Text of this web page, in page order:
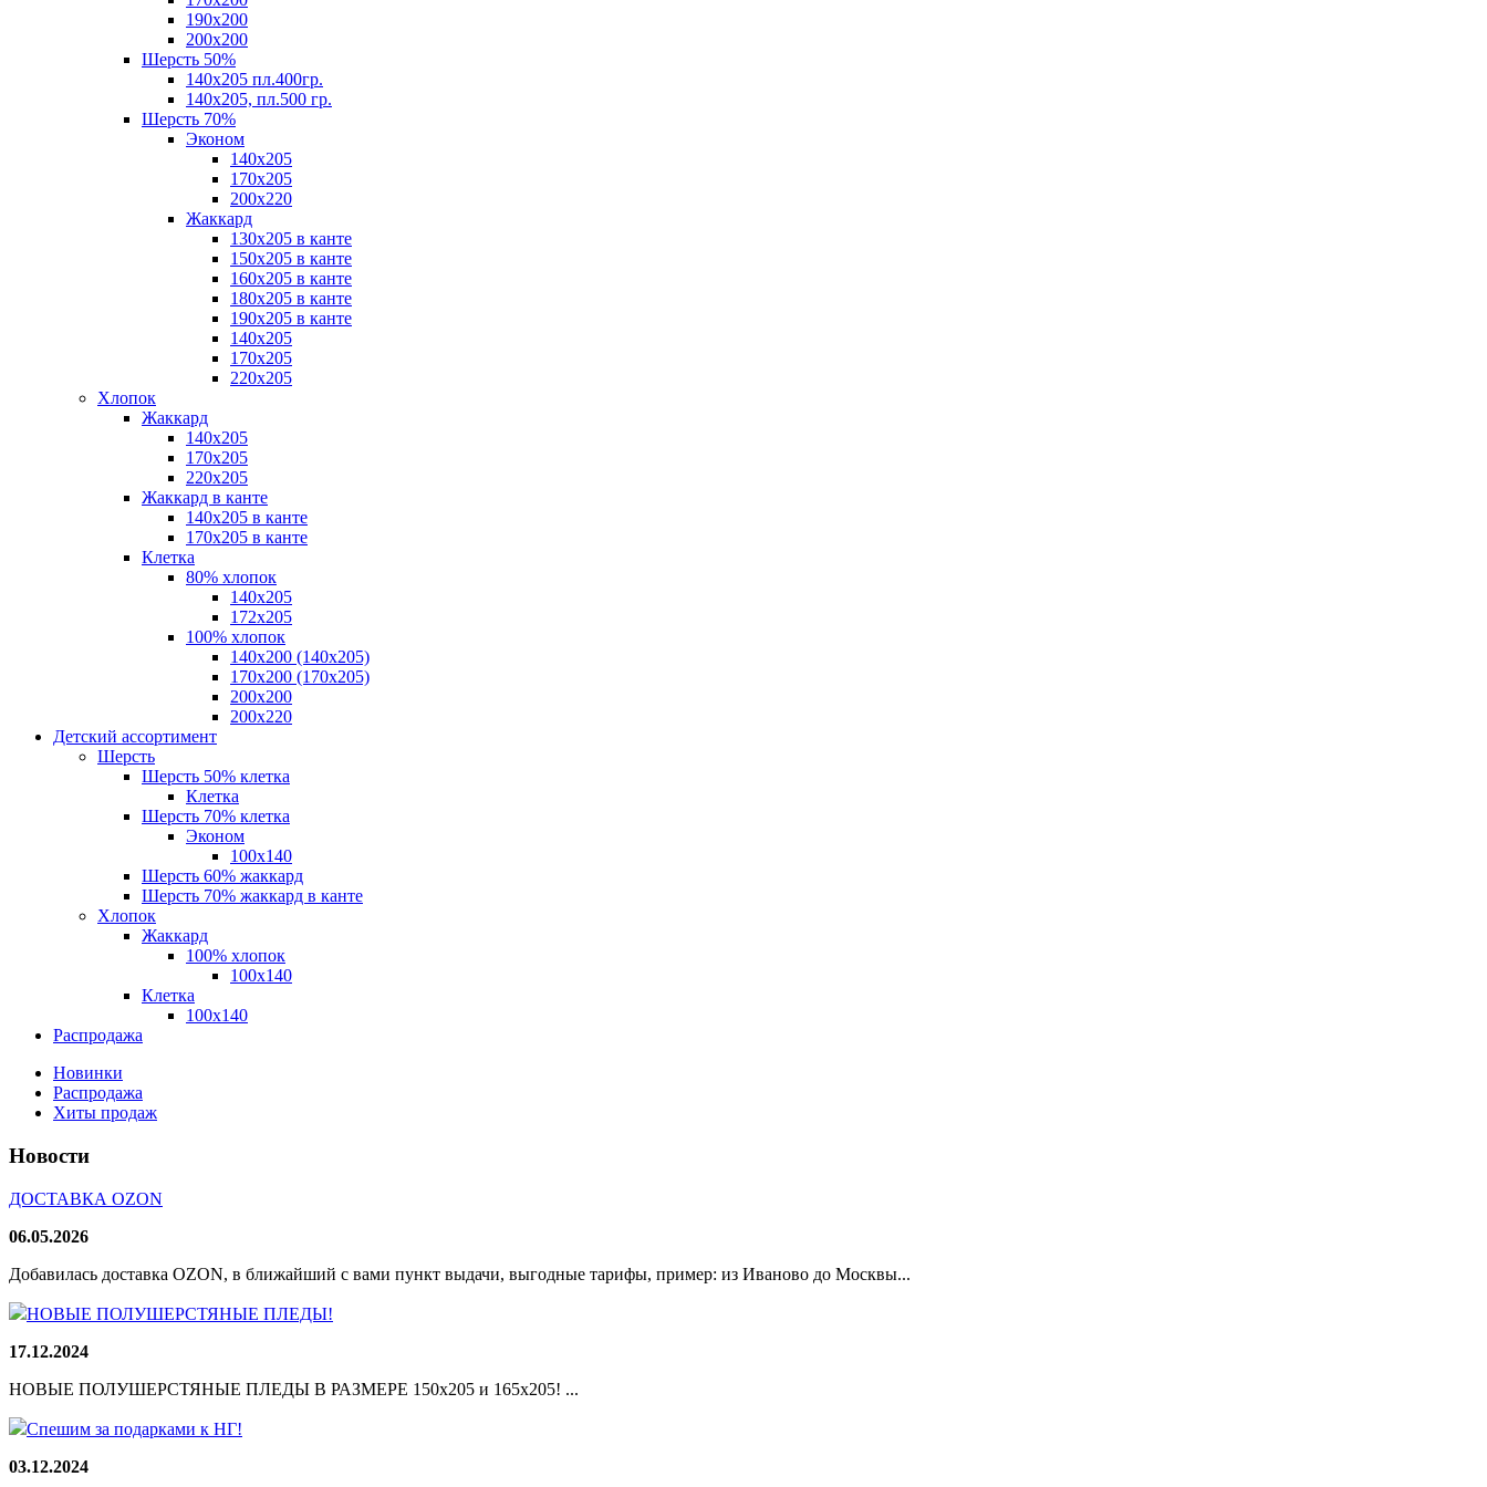
190х200
200х200
Шерсть 50%
140х205 пл.400гр.
140х205, пл.500 гр.
Шерсть 70%
Эконом
140х205
170х205
200х220
Жаккард
130х205 в канте
150х205 в канте
160х205 в канте
180х205 в канте
190х205 в канте
140х205
170х205
220х205
Хлопок
Жаккард
140x205
170х205
220х205
Жаккард в канте
140х205 в канте
170х205 в канте
Клетка
80% хлопок
140x205
172х205
100% хлопок
140x200 (140х205)
170x200 (170х205)
200х200
200х220
Детский ассортимент
Шерсть
Шерсть 50% клетка
Клетка
Шерсть 70% клетка
Эконом
100x140
Шерсть 60% жаккард
Шерсть 70% жаккард в канте
Хлопок
Жаккард
100% хлопок
100x140
Клетка
100х140
Распродажа
Новинки
Распродажа
Хиты продаж
Новости
ДОСТАВКА OZON
06.05.2026
Добавилась доставка OZON, в ближайший с вами пункт выдачи, выгодные тарифы, пример: из Иваново до Москвы...
НОВЫЕ ПОЛУШЕРСТЯНЫЕ ПЛЕДЫ!
17.12.2024
НОВЫЕ ПОЛУШЕРСТЯНЫЕ ПЛЕДЫ В РАЗМЕРЕ 150х205 и 165х205! ...
Спешим за подарками к НГ!
03.12.2024